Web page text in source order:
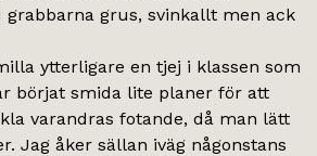
grus, svinkallt men ack
ytterligare en tjej i klassen som
börjat smida lite planer för att
varandras fotande, då man lätt
Jag åker sällan iväg någonstans